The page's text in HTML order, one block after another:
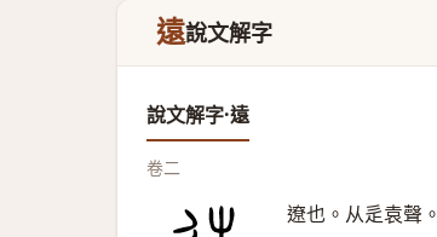
遠說文解字
說文解字·遠
卷二
遼也。从辵袁聲。